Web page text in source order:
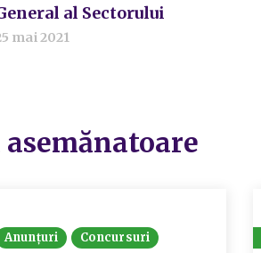
al Sectorului
mai 2021
Anunțuri Concursuri